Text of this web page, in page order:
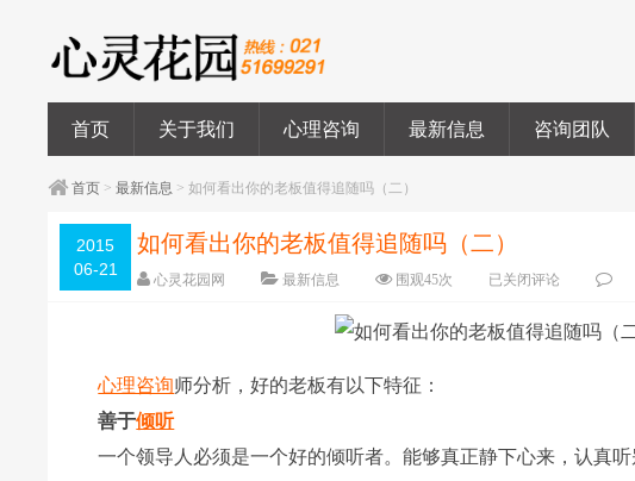
首页 关于我们 心理咨询 最新信息 咨询团队
首页 >最新信息 > 如何看出你的老板值得追随吗（二）
2015
06-21
如何看出你的老板值得追随吗（二）
心灵花园网 最新信息 围观45次 已关闭评论
心理咨询师分析，好的老板有以下特征：
善于倾听
一个领导人必须是一个好的倾听者。能够真正静下心来，认真听